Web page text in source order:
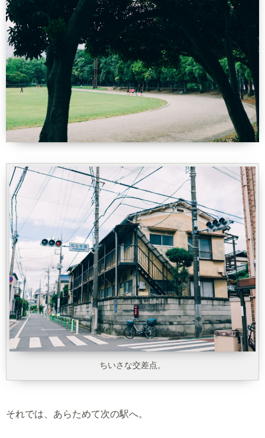
ちいさな交差点。
それでは、あらためて次の駅へ。